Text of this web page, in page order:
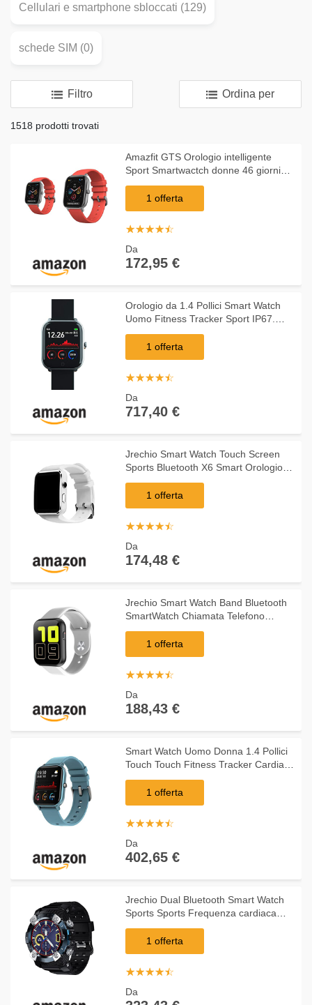
Cellulari e smartphone sbloccati (129)
schede SIM (0)
Filtro Ordina per
1518 prodotti trovati
Amazfit GTS Orologio intelligente
Sport Smartwactch donne 46 giorni
nel modello base GPS + Glonass
BioTracker & GTS Smartwatch
Orologio Intelligente F
1 offerta
☆☆☆☆☆
★★★★★
Da
172,95 €
Orologio da 1.4 Pollici Smart Watch
Uomo Fitness Tracker Sport IP67.
Smart Orologio Smartwatch
SmartWatch SmartWatch Smart
Orologio SmartWatch SmartWa
1 offerta
☆☆☆☆☆
★★★★★
Da
717,40 €
Jrechio Smart Watch Touch Screen
Sports Bluetooth X6 Smart Orologio
Smart con pedometro Frequenza
cardiaca Sleep Monitor Messaggio
Che Ricorda Il Disp
1 offerta
☆☆☆☆☆
★★★★★
Da
174,48 €
Jrechio Smart Watch Band Bluetooth
SmartWatch Chiamata Telefono
X6Plus Watch Impermeabile Phone
Mate Phone Touch Screen Bianco
zhengzilu
1 offerta
☆☆☆☆☆
★★★★★
Da
188,43 €
Smart Watch Uomo Donna 1.4 Pollici
Touch Touch Fitness Tracker Cardiaco
Voto di monitoraggio degli Sport
(Colore: D) zhengzilu (Color : C)
1 offerta
☆☆☆☆☆
★★★★★
Da
402,65 €
Jrechio Dual Bluetooth Smart Watch
Sports Sports Frequenza cardiaca
Blood Pressure Sleep Monitoring
Touch Screen IP68. Orologio Sportivo
Impermeabile
1 offerta
☆☆☆☆☆
★★★★★
Da